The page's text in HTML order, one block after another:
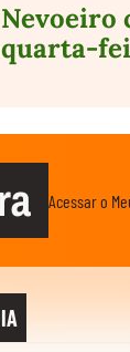
Nevoeiro
quarta-
Acessar o